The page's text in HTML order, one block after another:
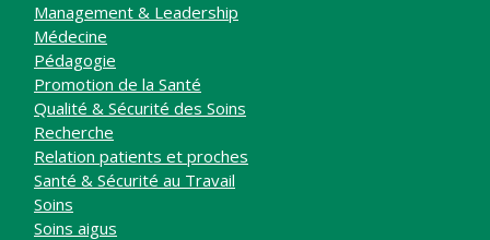
Management & Leadership
Médecine
Pédagogie
Promotion de la Santé
Qualité & Sécurité des Soins
Recherche
Relation patients et proches
Santé & Sécurité au Travail
Soins
Soins aigus